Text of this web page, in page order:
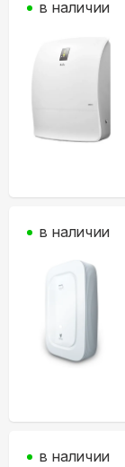
в наличии
в наличии
в наличии